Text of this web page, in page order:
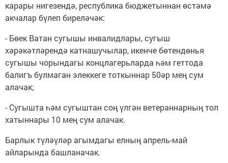
карары нигезендә, республика бюджетыннан өстәмә
акчалар бүлеп биреләчәк:
- Бөек Ватан сугышы инвалидлары, сугыш
хәрәкәтләрендә катнашучылар, икенче бөтендөнья
сугышы чорындагы концлагерьларда һәм геттода
балигъ булмаган элеккеге тоткыннар 50әр мең сум
алачак;
- Сугышта һәм сугыштан соң үлгән ветераннарның тол
хатыннары 10 мең сум алачак.
Барлык түләүләр агымдагы елның апрель-май
айларында башланачак.